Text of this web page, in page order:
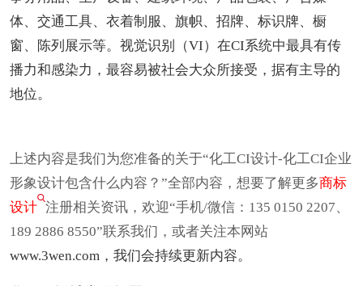
体、交通工具、衣着制服、旗帜、招牌、标识牌、橱
窗、陈列展示等。视觉识别（VI）在CI系统中最具有传
播力和感染力，最容易被社会大众所接受，据有主导的
地位。
上述内容是我们为您准备的关于“化工CI设计-化工CI企业
形象设计包含什么内容？”全部内容，想要了解更多商标
设计 注册相关资讯，欢迎“手机/微信：135 0150 2207、
189 2886 8550”联系我们，或者关注本网站
www.3wen.com ，我们会持续更新内容。